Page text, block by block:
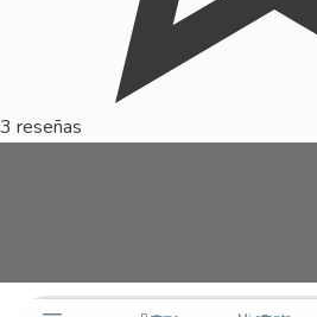
Buscar
BUSCAR
3 reseñas